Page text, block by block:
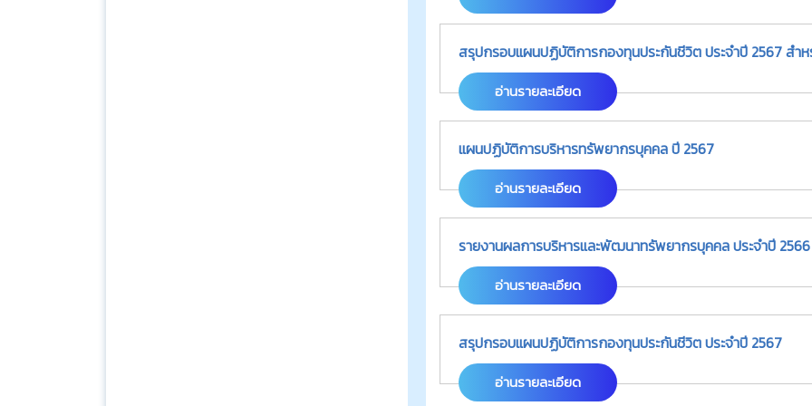
สรุปกรอบแผนปฏิบัติการกองทุนประกันชีวิต ประจำปี 2567 สำ
อ่านรายละเอียด
แผนปฏิบัติการบริหารทรัพยากรบุคคล ปี 2567
อ่านรายละเอียด
รายงานผลการบริหารและพัฒนาทรัพยากรบุคคล ประจำปี 2566
อ่านรายละเอียด
สรุปกรอบแผนปฏิบัติการกองทุนประกันชีวิต ประจำปี 2567
อ่านรายละเอียด